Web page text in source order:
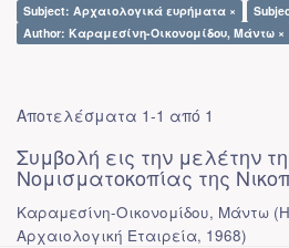
Subject: Αρχαιολογικά ευρήματα ×
Author: Καραμεσίνη-Οικονομίδου, Μάντω ×
Αποτελέσματα 1-1 από 1
Συμβολή εις την μελέτην
Νομισματοκοπίας της
Καραμεσίνη-Οικονομίδου, Μάντω (
Αρχαιολογική Εταιρεία, 1968)